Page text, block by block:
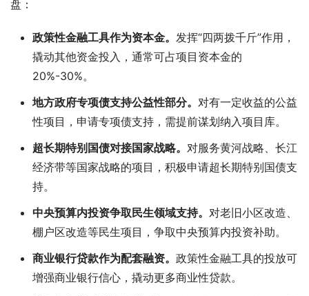
盘：
政策性金融工具作为资本金。 发挥“四两拨千斤”作用，
撬动其他资金投入，通常可占项目资本金的
20%-30%。
地方政府专项债支持公益性部分。 对有一定收益的公益
性项目，申请专项债支持，需提前谋划纳入项目库。
超长期特别国债对接国家战略。 对服务黄河战略、长江
经济带等国家战略的项目，积极申请超长期特别国债支
持。
中央预算内投资争取民生领域支持。 对老旧小区改造、
棚户区改造等民生项目，争取中央预算内投资补助。
商业银行贷款作为配套融资。 政策性金融工具的投放可
增强商业银行信心，撬动更多商业性贷款。